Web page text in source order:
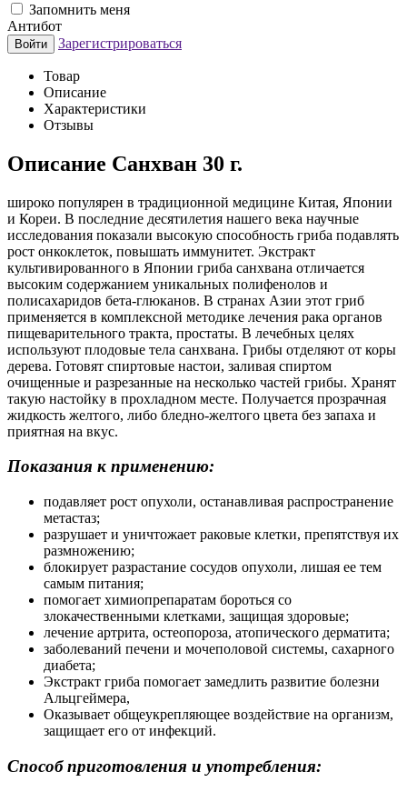
Запомнить меня
Антибот
Войти Зарегистрироваться
Товар
Описание
Характеристики
Отзывы
Описание Санхван 30 г.
широко популярен в традиционной медицине Китая, Японии
и Кореи. В последние десятилетия нашего века научные
исследования показали высокую способность гриба подавлять
рост онкоклеток, повышать иммунитет. Экстракт
культивированного в Японии гриба санхвана отличается
высоким содержанием уникальных полифенолов и
полисахаридов бета-глюканов. В странах Азии этот гриб
применяется в комплексной методике лечения рака органов
пищеварительного тракта, простаты. В лечебных целях
используют плодовые тела санхвана. Грибы отделяют от коры
дерева. Готовят спиртовые настои, заливая спиртом
очищенные и разрезанные на несколько частей грибы. Хранят
такую настойку в прохладном месте. Получается прозрачная
жидкость желтого, либо бледно-желтого цвета без запаха и
приятная на вкус.
Показания к применению:
подавляет рост опухоли, останавливая распространение
метастаз;
разрушает и уничтожает раковые клетки, препятствуя их
размножению;
блокирует разрастание сосудов опухоли, лишая ее тем
самым питания;
помогает химиопрепаратам бороться со
злокачественными клетками, защищая здоровые;
лечение артрита, остеопороза, атопического дерматита;
заболеваний печени и мочеполовой системы, сахарного
диабета;
Экстракт гриба помогает замедлить развитие болезни
Альцгеймера,
Оказывает общеукрепляющее воздействие на организм,
защищает его от инфекций.
Способ приготовления и употребления: